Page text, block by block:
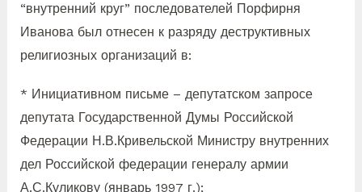
“внутренний круг” последователей Порфирня
Иванова был отнесен к разряду деструктивных
религиозных организаций в:
* Инициативном письме – депутатском запросе
депутата Государственной Думы Российской
Федерации Н.В.Кривельской Министру внутренних
дел Российской федерации генералу армии
А.С.Куликову (январь 1997 г.);